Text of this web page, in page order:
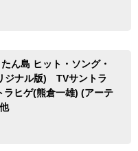
ん島 ヒット・ソング・
ジナル版) TVサントラ
ラヒゲ(熊倉一雄) (アーテ